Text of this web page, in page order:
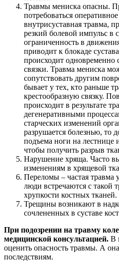
Травмы мениска опасны.
потребоваться
внутрисуставная травма,
резкий болевой импульс в
ограниченность в
приводит к блокаде
происходит одновременно
связки. Травма мениска
сопутствовать другим
бывает у тех, кто раньше
крестообразную связку.
происходит в результате
дегенеративными
старческих изменений
разрушается болезнью, то
подъема ноги на лестнице
чтобы получить разрыв
Нарушение хряща. Часто
изменениям в хрящевой
Переломы – частая
люди встречаются с такой
хрупкости костных тканей.
Трещины возникают в
сочлененных в суставе
При подозрении на травму
медицинской консультацией. В
оценить опасность травмы. А
последствиям.